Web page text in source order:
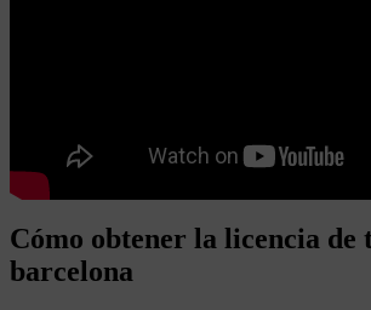
Cómo obtener la licencia de
barcelona